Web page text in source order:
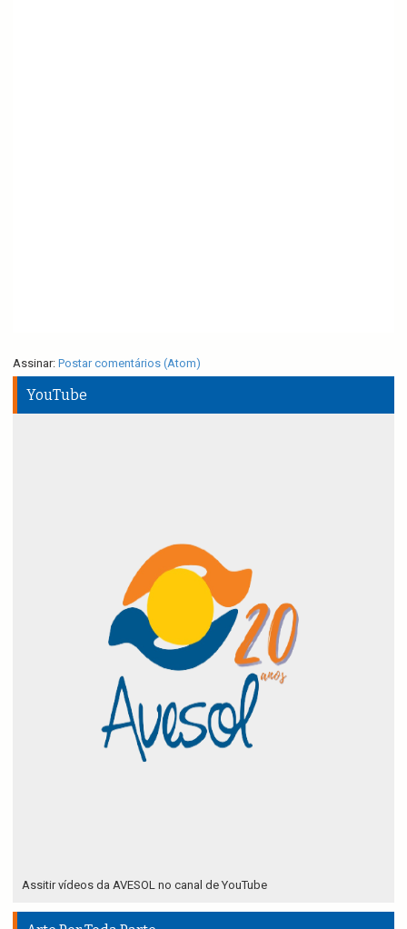
Assinar: Postar comentários (Atom)
YouTube
Assitir vídeos da AVESOL no canal de YouTube